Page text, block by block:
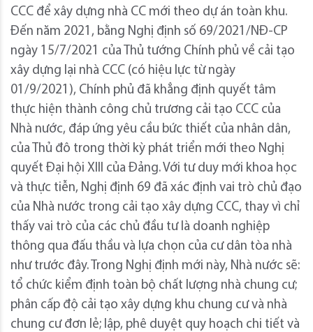
CCC để xây dựng nhà CC mới theo dự án toàn khu.
Đến năm 2021, bằng Nghị định số 69/2021/NĐ-CP
ngày 15/7/2021 của Thủ tướng Chính phủ về cải tạo
xây dựng lại nhà CCC (có hiệu lực từ ngày
01/9/2021), Chính phủ đã khẳng định quyết tâm
thực hiện thành công chủ trương cải tạo CCC của
Nhà nước, đáp ứng yêu cầu bức thiết của nhân dân,
của Thủ đô trong thời kỳ phát triển mới theo Nghị
quyết Đại hội XIII của Đảng. Với tư duy mới khoa học
và thực tiễn, Nghị định 69 đã xác định vai trò chủ đạo
của Nhà nước trong cải tạo xây dựng CCC, thay vì chỉ
thấy vai trò của các chủ đầu tư là doanh nghiệp
thông qua đấu thầu và lựa chọn của cư dân tòa nhà
như trước đây. Trong Nghị định mới này, Nhà nước sẽ:
tổ chức kiểm định toàn bộ chất lượng nhà chung cư;
phân cấp độ cải tạo xây dựng khu chung cư và nhà
chung cư đơn lẻ; lập, phê duyệt quy hoạch chi tiết và